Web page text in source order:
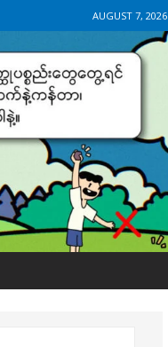
AUGUST 7, 2026